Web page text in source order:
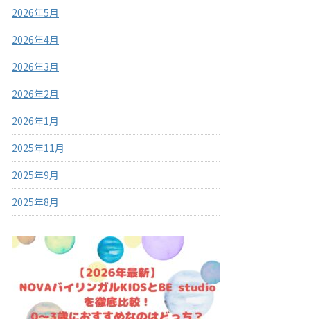
2026年5月
2026年4月
2026年3月
2026年2月
2026年1月
2025年11月
2025年9月
2025年8月